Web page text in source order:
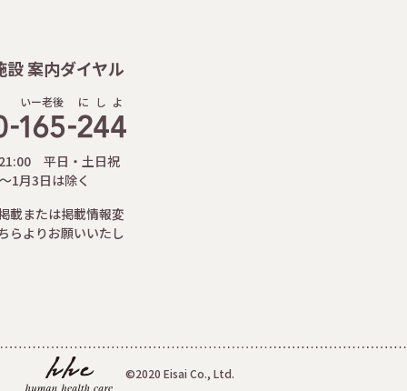
案内ダイヤル
いー老後 に し よ
平日・土日祝
1月3日は除く
載または掲載情報変
らよりお願いいたし
©2020 Eisai Co., Ltd.